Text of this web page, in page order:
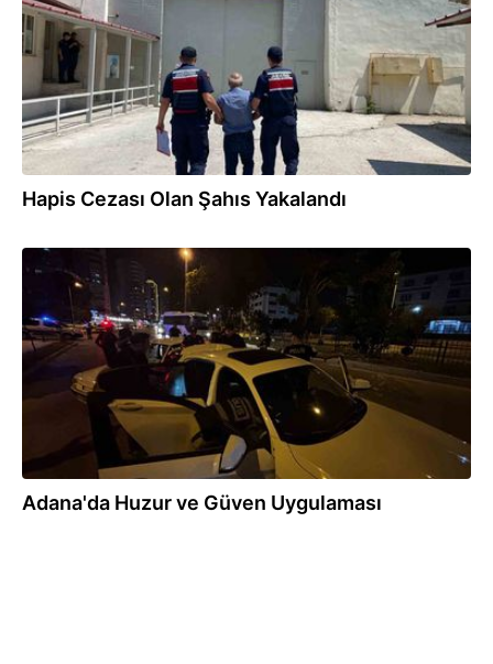
Hapis Cezası Olan Şahıs Yakalandı
01:10
Adana'da Huzur ve Güven Uygulaması